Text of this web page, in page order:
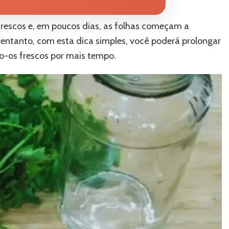
e, em poucos dias, as folhas começam a
com esta dica simples, você poderá prolongar
os frescos por mais tempo.